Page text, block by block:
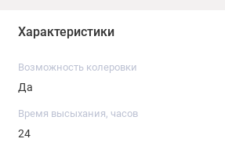
покрытие устойчиво к
Характеристики
Возможность колеровки
Да
Время высыхания, часов
24